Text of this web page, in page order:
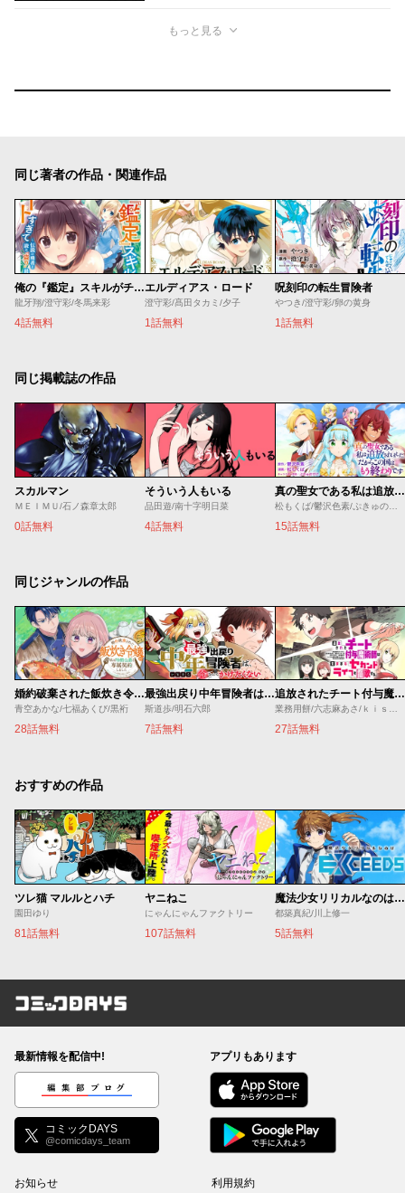
もっと見る
同じ著者の作品・関連作品
俺の『鑑定』スキルがチートすぎて
龍牙翔/澄守彩/冬馬来彩
4話無料
エルディアス・ロード
澄守彩/髙田タカミ/夕子
1話無料
呪刻印の転生冒険者
やつき/澄守彩/卵の黄身
1話無料
同じ掲載誌の作品
スカルマン
ＭＥＩＭＵ/石ノ森章太郎
0話無料
そういう人もいる
品田遊/南十字明日菜
4話無料
真の聖女である私は追放されました。だからこの国はもう終わりです
15話無料
同じジャンルの作品
婚約破棄された飯炊き令嬢の私は冷酷公爵と専属契約しました～ですが胃袋を掴んだ結果、冷たかった公爵様がどんどん優しくなっています～
青空あかな/七福あくび/黒裄
28話無料
最強出戻り中年冒険者は、今さら命なんてかけたくない
斯道歩/明石六郎
7話無料
追放されたチート付与魔術師は気ままなセカンドライフを謳歌する。 ～俺は武器だけじゃなく、あらゆるものに『強化ポイント』を付与できるし、俺の意思でいつでも効果を解除できるけど、残った人たち大丈夫？～
業務用餅/六志麻あさ/ｋｉｓｕｉ
27話無料
おすすめの作品
ツレ猫 マルルとハチ
園田ゆり
81話無料
ヤニねこ
にゃんにゃんファクトリー
107話無料
魔法少女リリカルなのは EXCEEDS
都築真紀/川上修一
5話無料
コミックDAYS
最新情報を配信中!
編集部ブログ
コミックDAYS
@comicdays_team
アプリもあります
お知らせ 利用規約